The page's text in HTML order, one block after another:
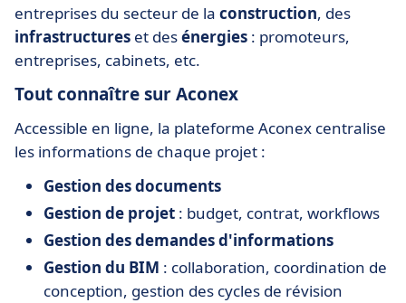
entreprises du secteur de la construction, des
infrastructures et desénergies : promoteurs,
entreprises, cabinets, etc.
Tout connaître sur Aconex
Accessible en ligne, la plateforme Aconex centralise
les informations de chaque projet :
Gestion des documents
Gestion de projet : budget, contrat, workflows
Gestion des demandes d'informations
Gestion du BIM : collaboration, coordination de
conception, gestion des cycles de révision